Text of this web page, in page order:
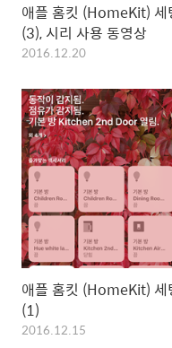
애플 홈킷 (HomeKit)
(3), 시리 사용 동영상
2016.12.20
애플 홈킷 (HomeKit)
(1)
2016.12.15